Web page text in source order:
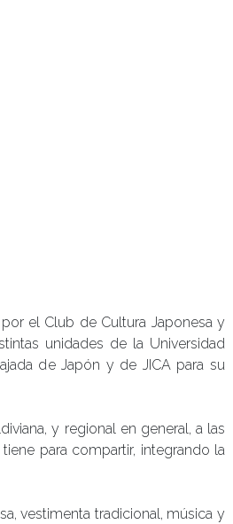
el Club de Cultura Japonesa y
unidades de la Universidad
de Japón y de JICA para su
y regional en general, a las
para compartir, integrando la
vestimenta tradicional, música y